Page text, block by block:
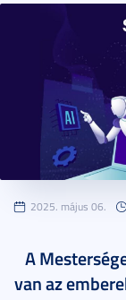
2025. május 06.
A
van az